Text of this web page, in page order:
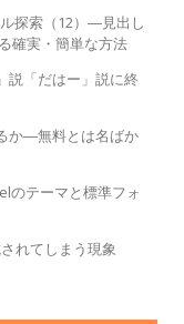
探索（12）―見出し
確実・簡単な方法
説「だはー」説に終
か―無料とは名ばか
のテーマと標準フォ
れてしまう現象